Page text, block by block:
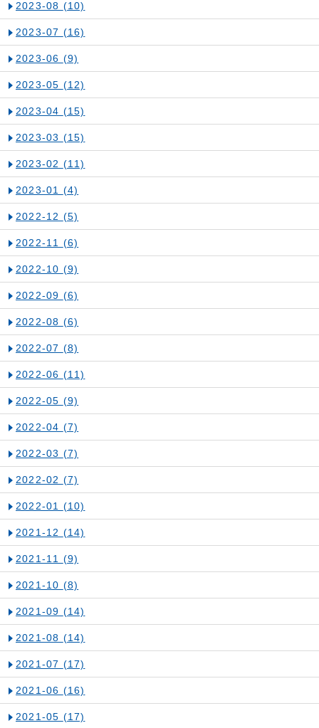
2023-08 (10)
2023-07 (16)
2023-06 (9)
2023-05 (12)
2023-04 (15)
2023-03 (15)
2023-02 (11)
2023-01 (4)
2022-12 (5)
2022-11 (6)
2022-10 (9)
2022-09 (6)
2022-08 (6)
2022-07 (8)
2022-06 (11)
2022-05 (9)
2022-04 (7)
2022-03 (7)
2022-02 (7)
2022-01 (10)
2021-12 (14)
2021-11 (9)
2021-10 (8)
2021-09 (14)
2021-08 (14)
2021-07 (17)
2021-06 (16)
2021-05 (17)